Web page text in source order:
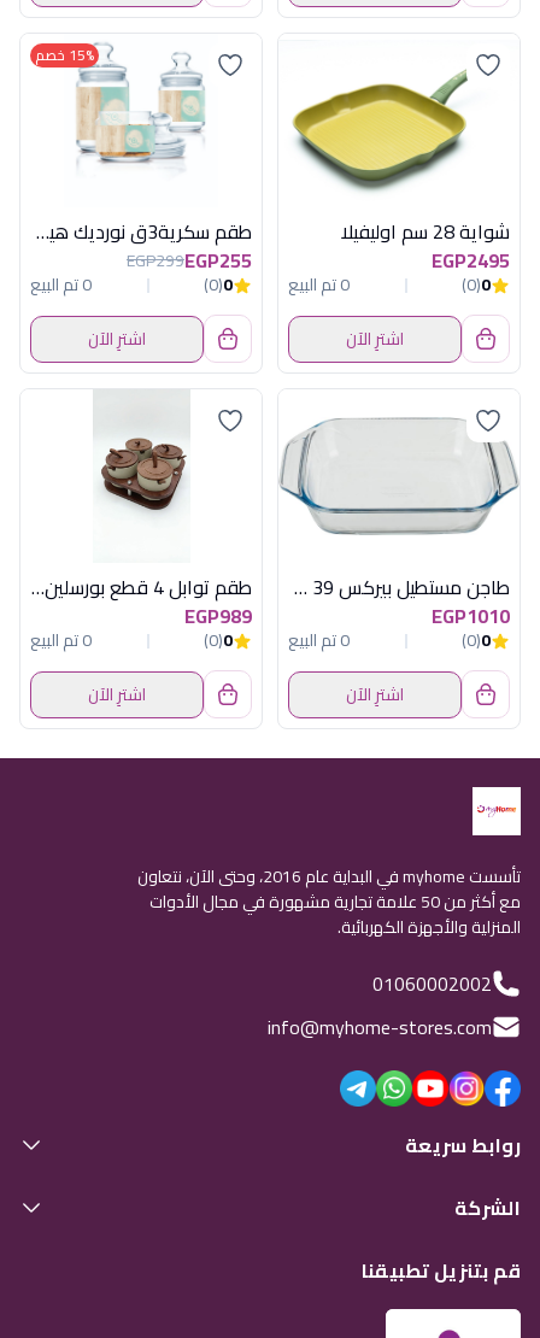
شواية 28 سم اوليفيلا
EGP2495
0
(0)
0 تم البيع
اشترِ الآن
15% خصم
طقم سكرية3ق نورديك هيفياتركوازلومينارك ا
EGP255
EGP299
0
(0)
0 تم البيع
اشترِ الآن
طاجن مستطيل بيركس 39 سم اوبتيموم بالعلبة
EGP1010
0
(0)
0 تم البيع
اشترِ الآن
طقم توابل 4 قطع بورسلين من أكسفورد موديل YH3232-2
EGP989
0
(0)
0 تم البيع
اشترِ الآن
تأسست myhome في البداية عام 2016، وحتى الآن، نتعاون
مع أكثر من 50 علامة تجارية مشهورة في مجال الأدوات
المنزلية والأجهزة الكهربائية.
01060002002
info@myhome-stores.com
روابط سريعة
الشركة
قم بتنزيل تطبيقنا